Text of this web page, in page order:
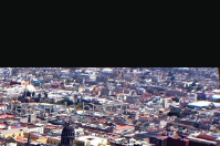
Recorrido histórico a